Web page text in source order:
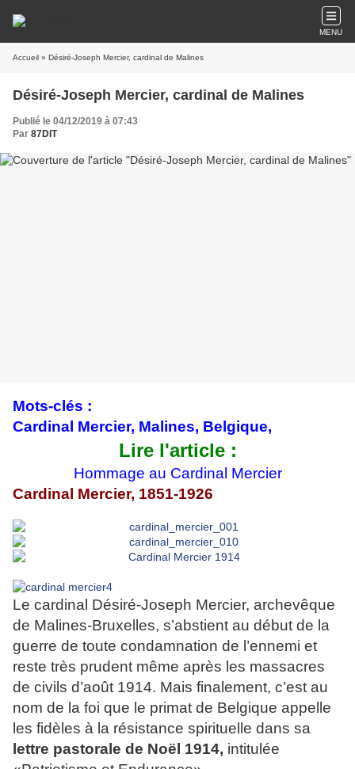
MENU
Accueil » Désiré-Joseph Mercier, cardinal de Malines
Désiré-Joseph Mercier, cardinal de Malines
Publié le 04/12/2019 à 07:43
Par 87DIT
Mots-clés :
Cardinal Mercier, Malines, Belgique,
Lire l'article :
Hommage au Cardinal Mercier
Cardinal Mercier, 1851-1926
Le cardinal Désiré-Joseph Mercier, archevêque
de Malines-Bruxelles, s’abstient au début de la
guerre de toute condamnation de l’ennemi et
reste très prudent même après les massacres
de civils d’août 1914. Mais finalement, c’est au
nom de la foi que le primat de Belgique appelle
les fidèles à la résistance spirituelle dans sa
lettre pastorale de Noël 1914, intitulée